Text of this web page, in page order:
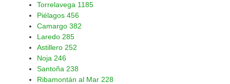
Torrelavega 1185
Piélagos 456
Camargo 382
Laredo 285
Astillero 252
Noja 246
Santoña 238
Ribamontán al Mar 228